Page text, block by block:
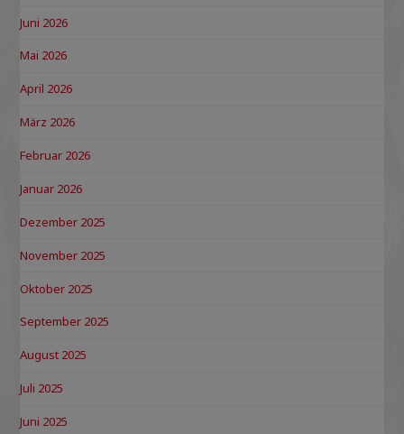
Juni 2026
Mai 2026
April 2026
März 2026
Februar 2026
Januar 2026
Dezember 2025
November 2025
Oktober 2025
September 2025
August 2025
Juli 2025
Juni 2025